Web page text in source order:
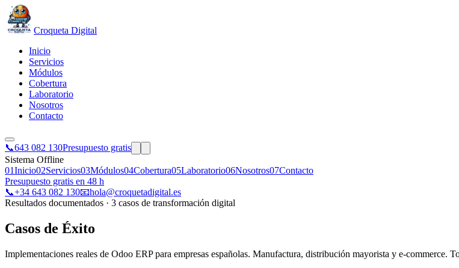
Croqueta Digital
Inicio
Servicios
Módulos
Cobertura
Laboratorio
Nosotros
Contacto
📞643 082 130Presupuesto gratis
Sistema Offline
01Inicio02Servicios03Módulos04Cobertura05Laboratorio06Nosotros07Contacto
Presupuesto gratis en 48 h
📞+34 643 082 130📧hola@croquetadigital.es
Resultados documentados · 3 casos de transformación digital
Casos de Éxito
Implementaciones reales de Odoo ERP para empresas españolas. Manufactura, distribución mayorista y e-commerce.